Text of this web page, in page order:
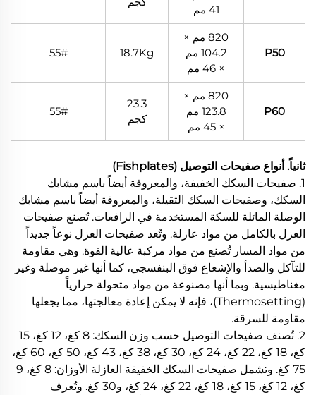
41 مم
P50
820 مم ×
104.2 مم
× 46 مم
18.7Kg
55#
P60
820 مم ×
123.8 مم
× 45 مم
23.3
كجم
55#
ثانياً. أنواع صفيحات التوصيل (Fishplates)
1. صفيحات السكك الخفيفة، والمعروفة أيضاً باسم مشابك
السكك، وصفيحات السكك الثقيلة، والمعروفة أيضاً باسم مشابك
الوصلة المائلة للسكة المستخدمة في الرافعات. تُصنع صفيحات
العزل بالكامل من مواد عازلة. وتُعد صفيحات العزل نوعاً جديداً
من مواد المسار تُصنع من مواد مركبة عالية القوة. وهي مقاومة
للتآكل والصدأ والإشعاع فوق البنفسجي، كما أنها غير موصلة وغير
مغناطيسية. وبما أنها مصنوعة من مواد متحولة حرارياً
(Thermosetting)، فإنه لا يمكن إعادة معالجتها، مما يجعلها
مقاومة للسرقة.
2. تُصنف صفيحات التوصيل حسب وزن السكك: 8 كغ، 12 كغ، 15
كغ، 18 كغ، 22 كغ، 24 كغ، 30 كغ، 38 كغ، 43 كغ، 50 كغ، 60 كغ،
75 كغ. وتشمل صفيحات السكك الخفيفة العازلة الأوزان: 8 كغ، 9
كغ، 12 كغ، 15 كغ، 18 كغ، 22 كغ، 24 كغ، و30 كغ. وتُعرف